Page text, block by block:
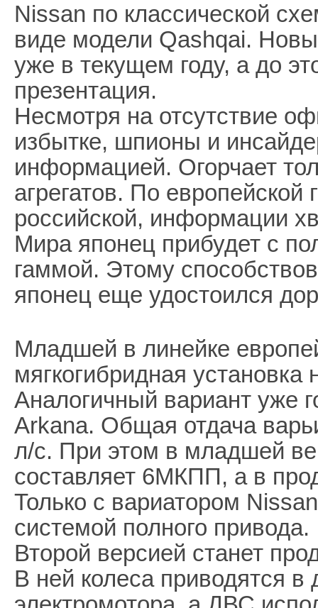
Nissan по классической
виде модели Qashqai.
уже в текущем году, а до
презентация.
Несмотря на отсутствие
избытке, шпионы и
информацией. Огорчает
агрегатов. По европейской
российской, информации
Мира японец прибудет с
гаммой. Этому
японец еще удостоился
Младшей в линейке
мягкогибридная
Аналогичный вариант уже
Arkana. Общая отдача
л/с. При этом в младшей
составляет 6МКПП, а в
Только с вариатором
системой полного привода.
Второй версией станет
В ней колеса приводятся в